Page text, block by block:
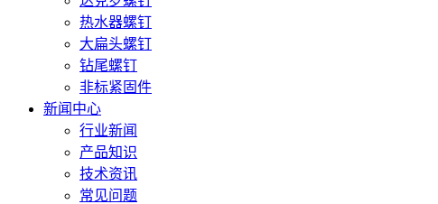
热水器螺钉
大扁头螺钉
钻尾螺钉
非标紧固件
新闻中心
行业新闻
产品知识
技术资讯
常见问题